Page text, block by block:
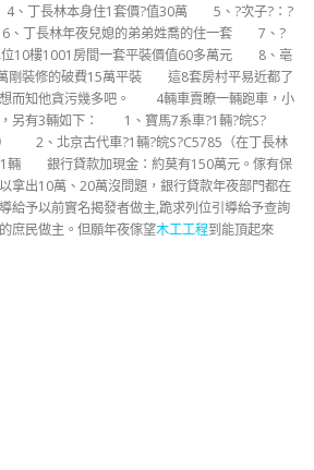
、丁長林本身住1套價?值30萬 5、?次子?：?
丁長林年夜兒媳的弟弟姓喬的住一套 7、?
位10樓1001房間一套平裝價值60多萬元 8、亳
剛裝修的破費15萬平裝 這8套房村平易近都了
想而知他貪污幾多吧。 4輛車賣瞭一輛跑車，小
，另有3輛如下： 1、寶馬7系車?1輛?皖S?
2、北京古代車?1輛?皖S?C5785（在丁長林
銀行貸款加現金：約莫有150萬元。傢有保
拿出10萬、20萬沒問題，銀行貸款年夜部門都在
予以前實名揭發者做主,跪求列位引導給予查詢
庶民做主。但願年夜傢望木工工程到能頂起來